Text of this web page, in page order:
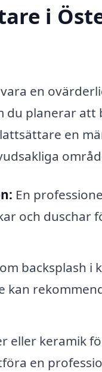
i
en
du planerar
en
En
och duschar
backsplash i
kan
eller keramik
en